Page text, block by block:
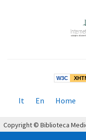
W3C
Menù
It En Home
Copyright © Biblioteca